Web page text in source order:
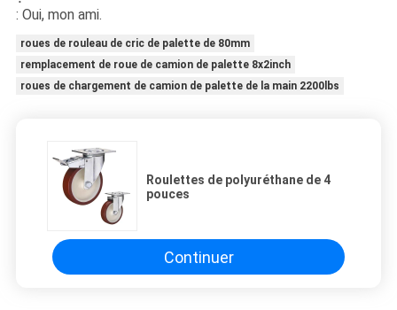
: Oui, mon ami.
roues de rouleau de cric de palette de 80mm
remplacement de roue de camion de palette 8x2inch
roues de chargement de camion de palette de la main 2200lbs
Roulettes de polyuréthane de 4
pouces
Continuer